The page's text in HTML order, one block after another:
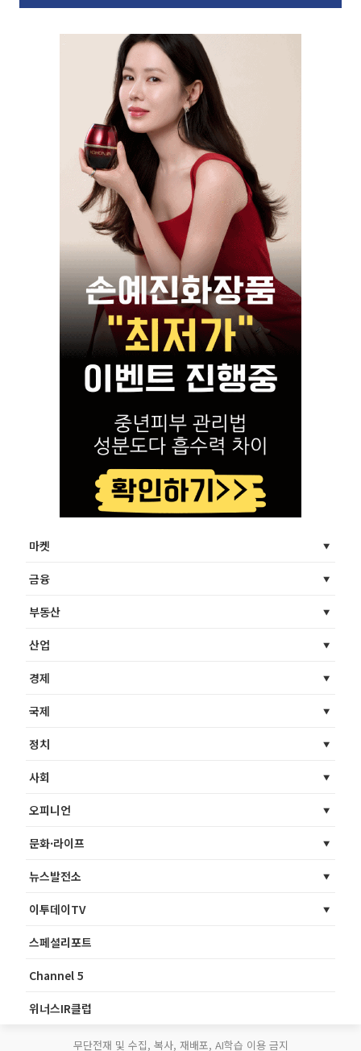
마켓
금융
부동산
산업
경제
국제
정치
사회
오피니언
문화·라이프
뉴스발전소
이투데이TV
스페셜리포트
Channel 5
위너스IR클럽
무단전재 및 수집, 복사, 재배포, AI학습 이용 금지